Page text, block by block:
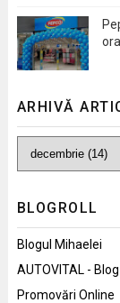
ARHIVĂ
BLOGROLL
Blogul Mihaelei
AUTOVITAL -
Promovări Online